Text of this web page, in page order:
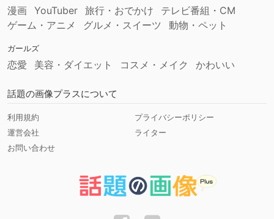
漫画 YouTuber 旅行・おでかけ
テレビ番組・CM
ゲーム・アニメ
グルメ・スイーツ 動物・ペット
ガールズ
恋愛 美容・ダイエット コスメ・メイク かわいい
話題の画像プラスについて
利用規約
プライバシーポリシー
運営会社
ライター
お問い合わせ